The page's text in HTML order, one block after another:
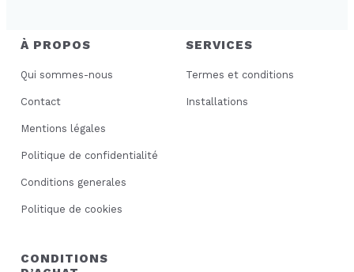
À PROPOS
Qui sommes-nous
Contact
Mentions légales
Politique de confidentialité
Conditions generales
Politique de cookies
SERVICES
Termes et conditions
Installations
CONDITIONS